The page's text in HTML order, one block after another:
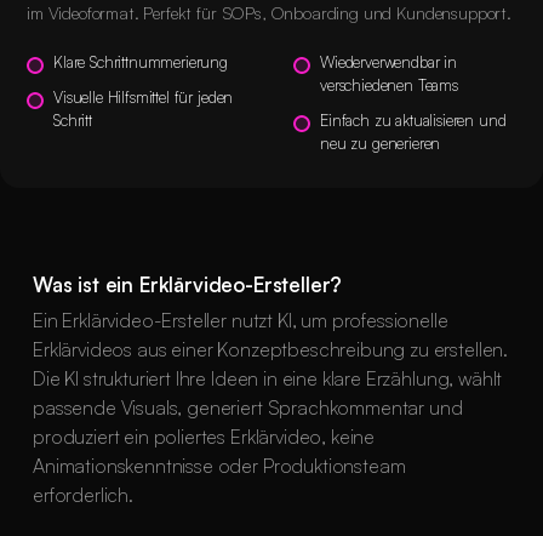
im Videoformat. Perfekt für SOPs, Onboarding und Kundensupport.
Klare Schrittnummerierung
Visuelle Hilfsmittel für jeden
Schritt
Wiederverwendbar in
verschiedenen Teams
Einfach zu aktualisieren und
neu zu generieren
Was ist ein Erklärvideo-Ersteller?
Ein Erklärvideo-Ersteller nutzt KI, um professionelle
Erklärvideos aus einer Konzeptbeschreibung zu erstellen.
Die KI strukturiert Ihre Ideen in eine klare Erzählung, wählt
passende Visuals, generiert Sprachkommentar und
produziert ein poliertes Erklärvideo, keine
Animationskenntnisse oder Produktionsteam
erforderlich.